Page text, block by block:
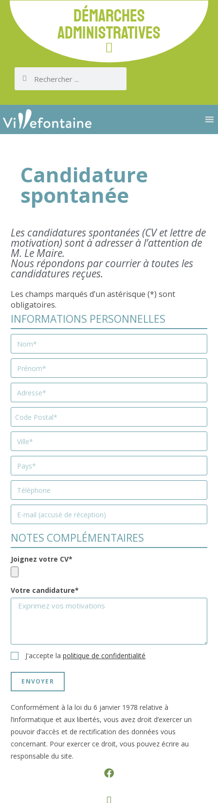
DÉMARCHES
ADMINISTRATIVES
Candidature
spontanée
Les candidatures spontanées (CV et lettre de
motivation) sont à adresser à l’attention de
M. Le Maire.
Nous répondons par courrier à toutes les
candidatures reçues.
Les champs marqués d’un astérisque (*) sont
obligatoires.
INFORMATIONS PERSONNELLES
NOTES COMPLÉMENTAIRES
Joignez votre CV*
Votre candidature*
J'accepte lapolitique de confidentialité
ENVOYER
Conformément à la loi du 6 janvier 1978 relative à
l’informatique et aux libertés, vous avez droit d’exercer un
pouvoir d’accès et de rectification des données vous
concernant. Pour exercer ce droit, vous pouvez écrire au
responsable du site.